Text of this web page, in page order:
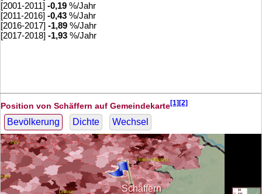
[2001-2011] -0,19 %/Jahr
[2011-2016] -0,43 %/Jahr
[2016-2017] -1,89 %/Jahr
[2017-2018] -1,93 %/Jahr
Position von Schäffern auf Gemeindekarte[1][2]
Bevölkerung Dichte Wechsel
Schäffern